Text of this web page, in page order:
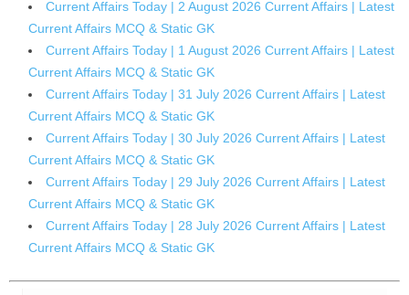
Current Affairs Today | 2 August 2026 Current Affairs | Latest
Current Affairs MCQ & Static GK
Current Affairs Today | 1 August 2026 Current Affairs | Latest
Current Affairs MCQ & Static GK
Current Affairs Today | 31 July 2026 Current Affairs | Latest
Current Affairs MCQ & Static GK
Current Affairs Today | 30 July 2026 Current Affairs | Latest
Current Affairs MCQ & Static GK
Current Affairs Today | 29 July 2026 Current Affairs | Latest
Current Affairs MCQ & Static GK
Current Affairs Today | 28 July 2026 Current Affairs | Latest
Current Affairs MCQ & Static GK